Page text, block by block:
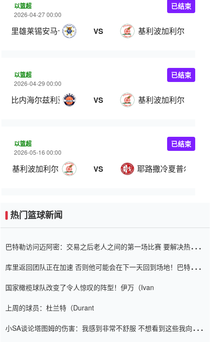
以篮超
2026-04-27 00:00
里雄莱锡安马卡比 VS 基利波加利尔
已结束
以篮超
2026-04-29 00:00
比内海尔兹利亚 VS 基利波加利尔
已结束
以篮超
2026-05-16 00:00
基利波加利尔 VS 耶路撒冷夏普尔
已结束
热门篮球新闻
巴特勒访问迈阿密：交易之后老人之间的第一场比赛 要解决热情的
库里返回团队正在加速 否则他可能会在下一天回到场地！巴特勒迈
国家橄榄球队改变了令人惊叹的阵型！伊万（Ivan
上周的球员：杜兰特（Durant
小SA谈论塔图姆的伤害：我感到非常不舒服 不想看到这些我向他